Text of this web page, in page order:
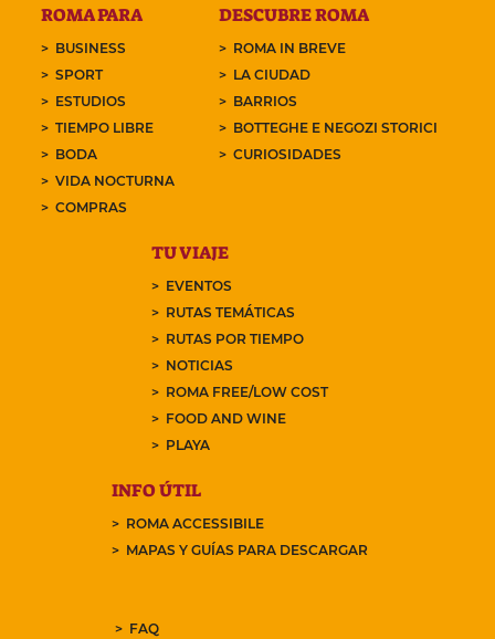
ROMA PARA
BUSINESS
SPORT
ESTUDIOS
TIEMPO LIBRE
BODA
VIDA NOCTURNA
COMPRAS
DESCUBRE ROMA
ROMA IN BREVE
LA CIUDAD
BARRIOS
BOTTEGHE E NEGOZI STORICI
CURIOSIDADES
TU VIAJE
EVENTOS
RUTAS TEMÁTICAS
RUTAS POR TIEMPO
NOTICIAS
ROMA FREE/LOW COST
FOOD AND WINE
PLAYA
INFO ÚTIL
ROMA ACCESSIBILE
MAPAS Y GUÍAS PARA DESCARGAR
FAQ